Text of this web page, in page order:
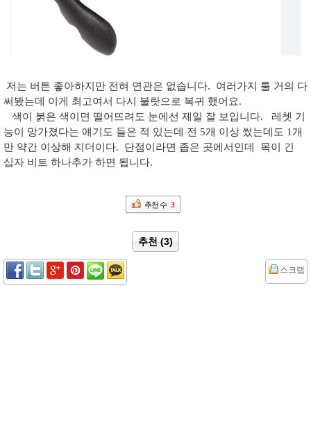
저는 버튼 좋아하지만 전혀 연관은 없습니다. 여러가지 툴 거의 다
써봤는데 이게 최고여서 다시 불랏으로 복귀 했어요.
색이 붉은 색이면 떨어뜨려도 눈에선 제일 잘 보입니다. 레쳇 기
능이 망가졌다는 얘기도 들은 적 있는데 전 5개 이상 썼는데도 1개
만 약간 이상해 지더이다. 단점이라면 좁은 곳에서인데 목이 긴
십자 비트 하나추가 하면 됩니다.
추천 수 3
추천 (3)
스크랩